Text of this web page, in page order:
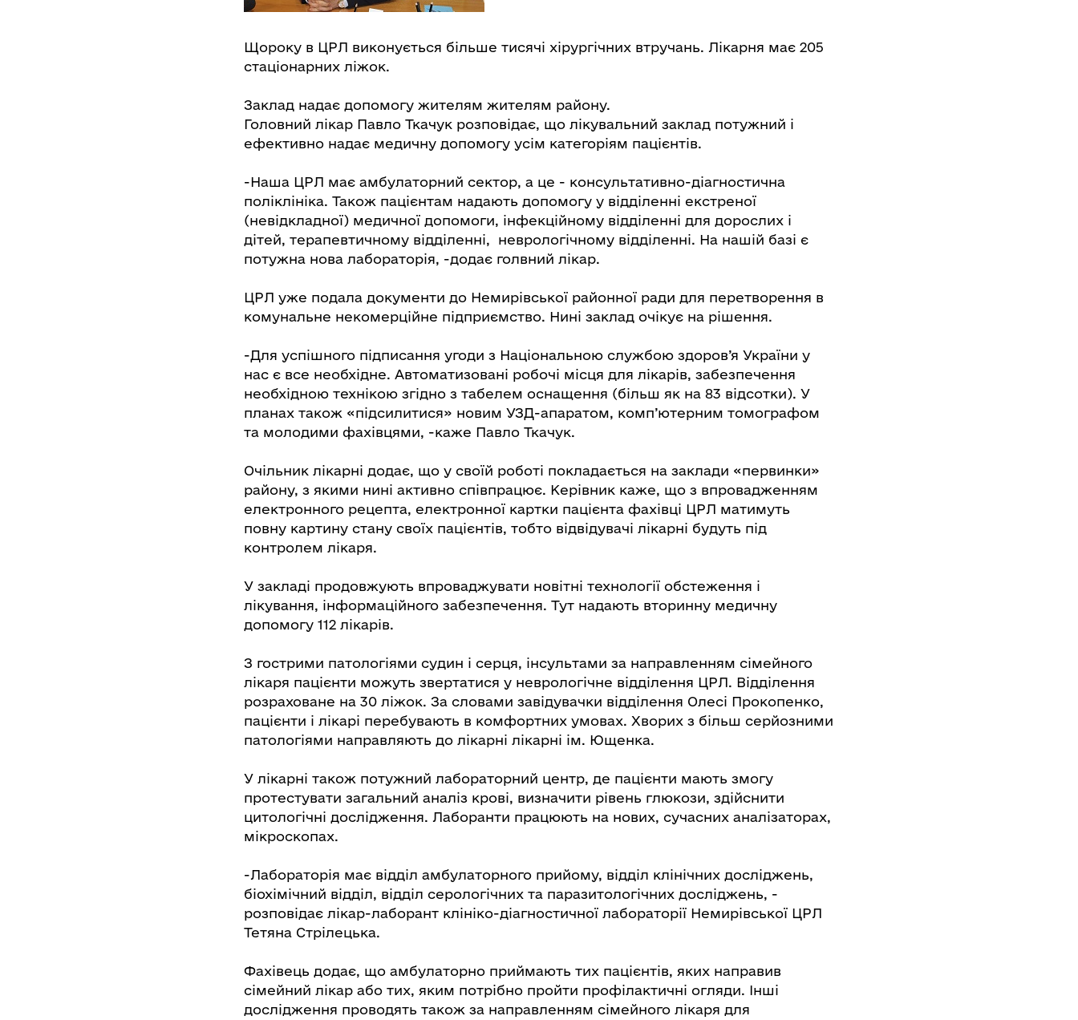
Щороку в ЦРЛ виконується більше тисячі хірургічних втручань. Лікарня має 205
стаціонарних ліжок.
Заклад надає допомогу жителям жителям району.
Головний лікар Павло Ткачук розповідає, що лікувальний заклад потужний і
ефективно надає медичну допомогу усім категоріям пацієнтів.
-Наша ЦРЛ має амбулаторний сектор, а це - консультативно-діагностична
поліклініка. Також пацієнтам надають допомогу у відділенні екстреної
(невідкладної) медичної допомоги, інфекційному відділенні для дорослих і
дітей, терапевтичному відділенні, неврологічному відділенні. На нашій базі є
потужна нова лабораторія, -додає голвний лікар.
ЦРЛ уже подала документи до Немирівської районної ради для перетворення в
комунальне некомерційне підприємство. Нині заклад очікує на рішення.
-Для успішного підписання угоди з Національною службою здоров’я України у
нас є все необхідне. Автоматизовані робочі місця для лікарів, забезпечення
необхідною технікою згідно з табелем оснащення (більш як на 83 відсотки). У
планах також «підсилитися» новим УЗД-апаратом, комп’ютерним томографом
та молодими фахівцями, -каже Павло Ткачук.
Очільник лікарні додає, що у своїй роботі покладається на заклади «первинки»
району, з якими нині активно співпрацює. Керівник каже, що з впровадженням
електронного рецепта, електронної картки пацієнта фахівці ЦРЛ матимуть
повну картину стану своїх пацієнтів, тобто відвідувачі лікарні будуть під
контролем лікаря.
У закладі продовжують впроваджувати новітні технології обстеження і
лікування, інформаційного забезпечення. Тут надають вторинну медичну
допомогу 112 лікарів.
З гострими патологіями судин і серця, інсультами за направленням сімейного
лікаря пацієнти можуть звертатися у неврологічне відділення ЦРЛ. Відділення
розраховане на 30 ліжок. За словами завідувачки відділення Олесі Прокопенко,
пацієнти і лікарі перебувають в комфортних умовах. Хворих з більш серйозними
патологіями направляють до лікарні лікарні ім. Ющенка.
У лікарні також потужний лабораторний центр, де пацієнти мають змогу
протестувати загальний аналіз крові, визначити рівень глюкози, здійснити
цитологічні дослідження. Лаборанти працюють на нових, сучасних аналізаторах,
мікроскопах.
-Лабораторія має відділ амбулаторного прийому, відділ клінічних досліджень,
біохімічний відділ, відділ серологічних та паразитологічних досліджень, -
розповідає лікар-лаборант клініко-діагностичної лабораторії Немирівської ЦРЛ
Тетяна Стрілецька.
Фахівець додає, що амбулаторно приймають тих пацієнтів, яких направив
сімейний лікар або тих, яким потрібно пройти профілактичні огляди. Інші
дослідження проводять також за направленням сімейного лікаря для